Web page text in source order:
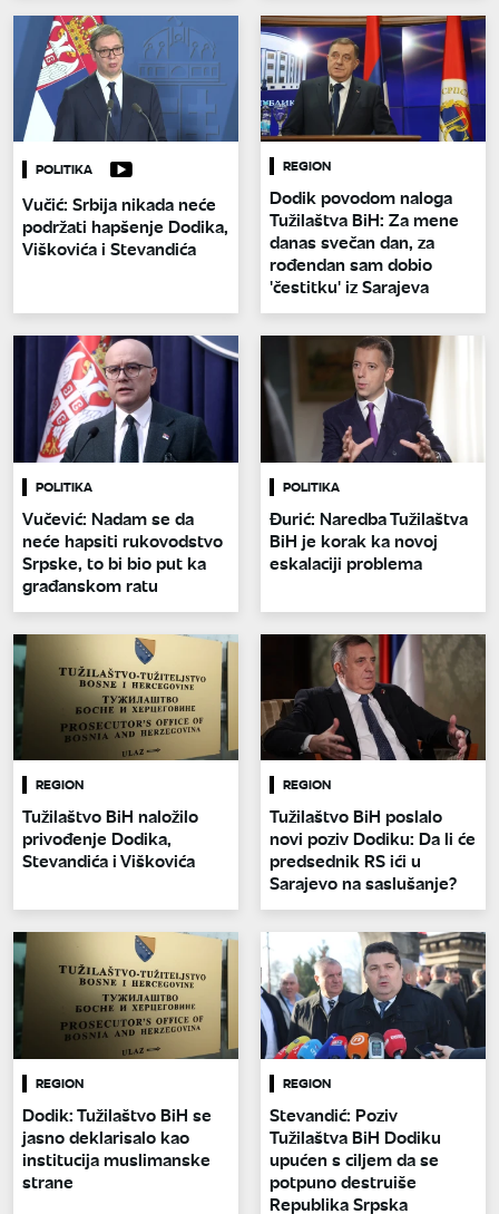
POLITIKA
Vučić: Srbija nikada neće
podržati hapšenje Dodika,
Viškovića i Stevandića
REGION
Dodik povodom naloga
Tužilaštva BiH: Za mene
danas svečan dan, za
rođendan sam dobio
'čestitku' iz Sarajeva
POLITIKA
Vučević: Nadam se da
neće hapsiti rukovodstvo
Srpske, to bi bio put ka
građanskom ratu
POLITIKA
Đurić: Naredba Tužilaštva
BiH je korak ka novoj
eskalaciji problema
REGION
Tužilaštvo BiH naložilo
privođenje Dodika,
Stevandića i Viškovića
REGION
Tužilaštvo BiH poslalo
novi poziv Dodiku: Da li će
predsednik RS ići u
Sarajevo na saslušanje?
REGION
Dodik: Tužilaštvo BiH se
jasno deklarisalo kao
institucija muslimanske
strane
REGION
Stevandić: Poziv
Tužilaštva BiH Dodiku
upućen s ciljem da se
potpuno destruiše
Republika Srpska